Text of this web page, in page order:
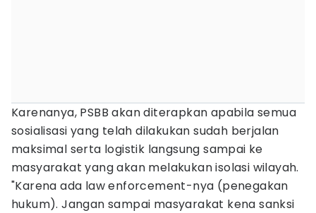
Karenanya, PSBB akan diterapkan apabila semua
sosialisasi yang telah dilakukan sudah berjalan
maksimal serta logistik langsung sampai ke
masyarakat yang akan melakukan isolasi wilayah.
"Karena ada law enforcement-nya (penegakan
hukum). Jangan sampai masyarakat kena sanksi